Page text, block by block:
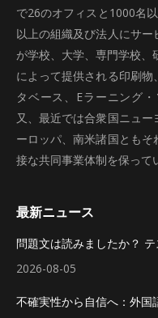
で26のオフィスと1000名
以上の組織及び法人にサ
が学校、大学、専門学校
によって提供される印刷
タベース、Eラーニング
又、最近では合衆国ニュ
ーロッパ、南米諸国とも
接な共同事業体制を保って
最新ニュース
問題文は読みましたか？
2026-08-05
不確実性から自信へ：外国